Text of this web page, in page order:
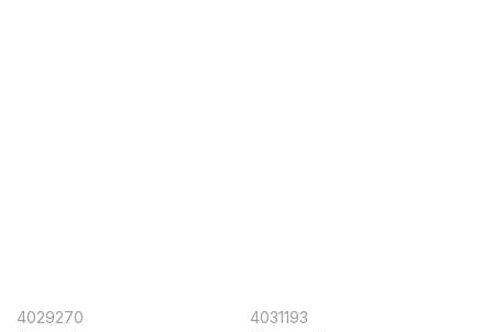
4029270
4031193